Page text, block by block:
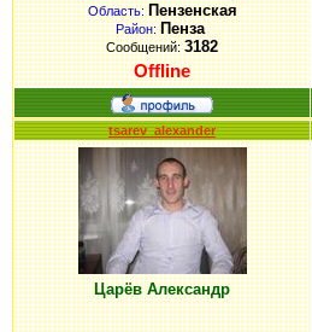
Область:Пензенская
Район: Пенза
Сообщений:3182
Offline
tsarev_alexander
Царёв Александр